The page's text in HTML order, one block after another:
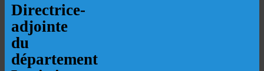
Directrice-
adjointe
du
département